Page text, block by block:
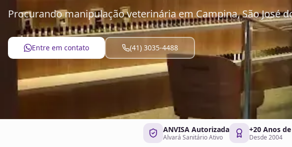
Procurando manipulação veterinária em Campina, São José
Entre em contato (41) 3035-4488
ANVISA Autorizada
Alvará Sanitário Ativo
+20 Anos
Desde 2004